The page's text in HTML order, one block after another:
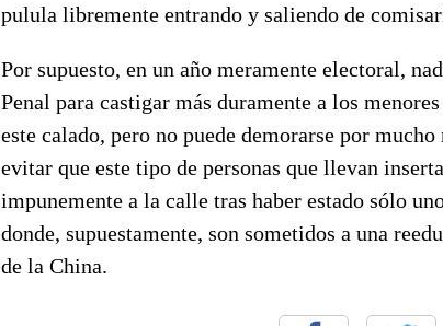
pulula libremente entrando y saliendo de
Por supuesto, en un año meramente electoral,
Penal para castigar más duramente a los
este calado, pero no puede demorarse por
evitar que este tipo de personas que llevan
impunemente a la calle tras haber estado sólo
donde, supuestamente, son sometidos a una
de la China.